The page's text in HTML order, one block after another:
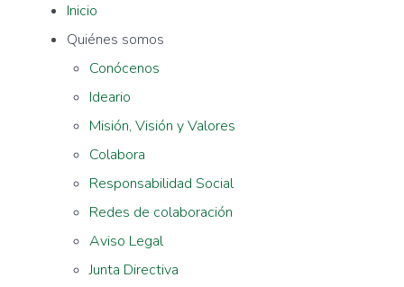
Inicio
Quiénes somos
Conócenos
Ideario
Misión, Visión y Valores
Colabora
Responsabilidad Social
Redes de colaboración
Aviso Legal
Junta Directiva